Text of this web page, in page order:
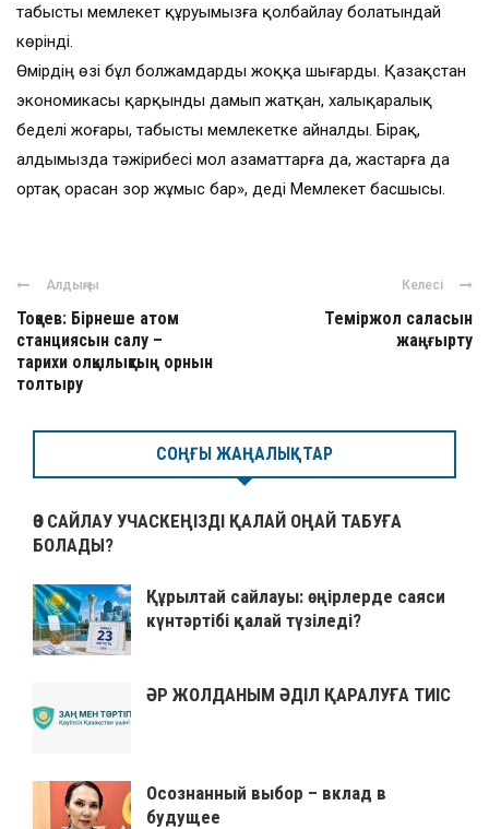
табысты мемлекет құруымызға қолбайлау болатындай
көрінді.
Өмірдің өзі бұл болжамдарды жоққа шығарды. Қазақстан
экономикасы қарқынды дамып жатқан, халықаралық
беделі жоғары, табысты мемлекетке айналды. Бірақ,
алдымызда тәжірибесі мол азаматтарға да, жастарға да
ортақ орасан зор жұмыс бар», деді Мемлекет басшысы.
Алдыңғы
Тоқаев: Бірнеше атом
станциясын салу –
тарихи олқылықтың орнын
толтыру
Келесі
Теміржол саласын
жаңғырту
СОҢҒЫ ЖАҢАЛЫҚТАР
ӨЗ САЙЛАУ УЧАСКЕҢІЗДІ ҚАЛАЙ ОҢАЙ ТАБУҒА
БОЛАДЫ?
Құрылтай сайлауы: өңірлерде саяси
күнтәртібі қалай түзіледі?
ӘР ЖОЛДАНЫМ ӘДІЛ ҚАРАЛУҒА ТИІС
Осознанный выбор – вклад в
будущее